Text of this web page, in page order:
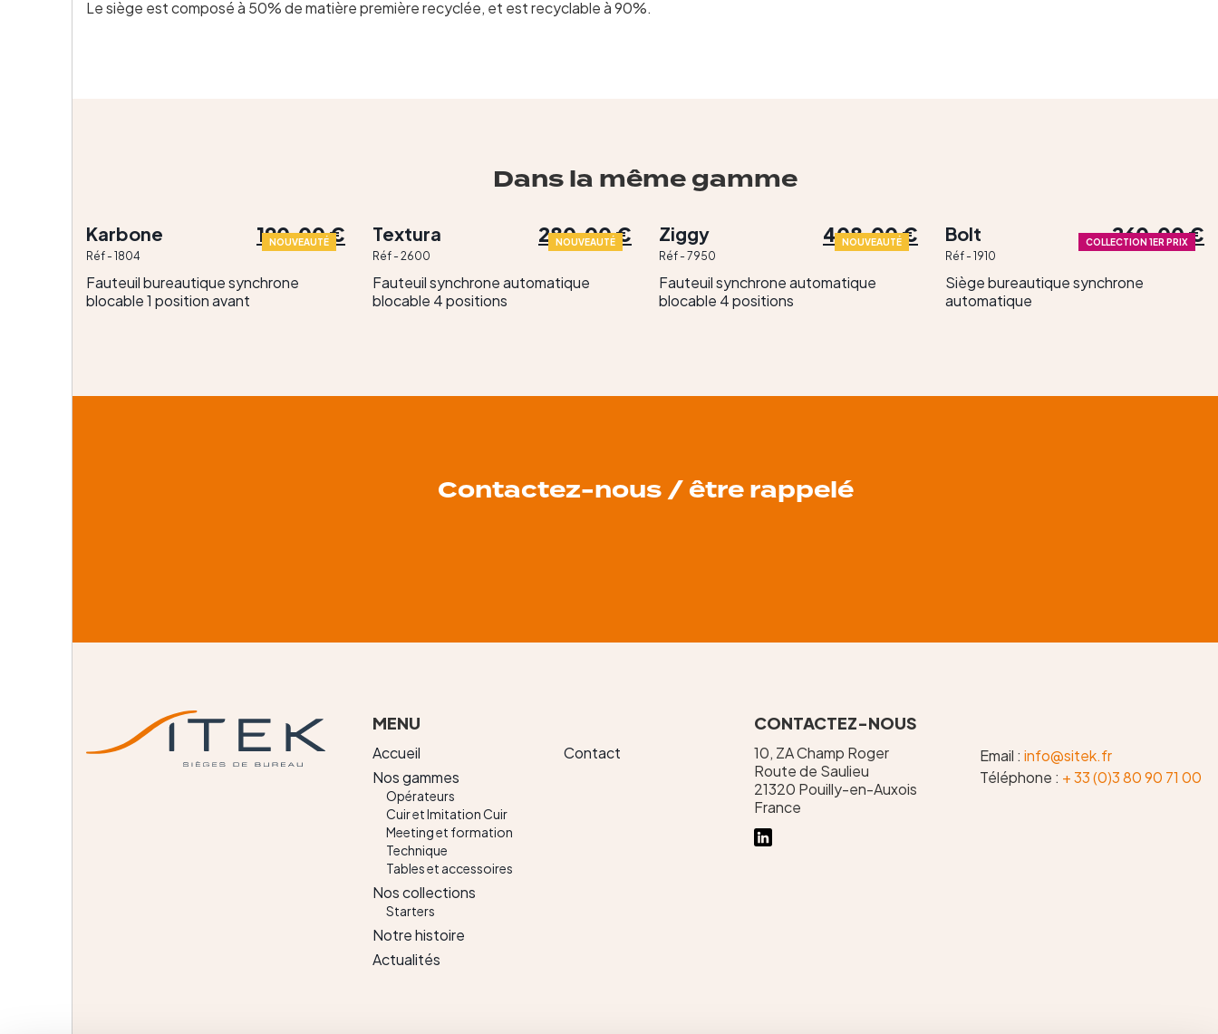
Le siège est composé à 50% de matière première recyclée, et est recyclable à 90%.
Dans la même gamme
NOUVEAUTÉ
Karbone
Réf - 1804
190,00 €
Fauteuil bureautique synchrone
blocable 1 position avant
NOUVEAUTÉ
Textura
Réf - 2600
280,00 €
Fauteuil synchrone automatique
blocable 4 positions
NOUVEAUTÉ
Ziggy
Réf - 7950
408,00 €
Fauteuil synchrone automatique
blocable 4 positions
COLLECTION 1ER PRIX
Bolt
Réf - 1910
260,00 €
Siège bureautique synchrone
automatique
Contactez-nous / être rappelé
MENU
Accueil
Nos gammes
Opérateurs
Cuir et Imitation Cuir
Meeting et formation
Technique
Tables et accessoires
Nos collections
Starters
Notre histoire
Actualités
Contact
CONTACTEZ-NOUS
10, ZA Champ Roger
Route de Saulieu
21320 Pouilly-en-Auxois
France
Email : info@sitek.fr
Téléphone : + 33 (0)3 80 90 71 00